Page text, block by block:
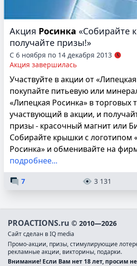
Акция Росинка «Собирайте
получайте призы!»
С 6 ноября по 14 декабря 2013
Акция завершилась
Участвуйте в акции от
покупайте питьевую или
«Липецкая Росинка» в торговых
участвующий в акции, и
призы - красочный магнит или
Собирайте крышки с логотипом
Росинка» и обменивайте на
подробнее...
7 3 131
PROACTIONS.ru © 2010—2026
Сайт сделан в IQ media
Промо-акции, призы, стимулирующие
рекламные акции, викторины, подарки.
Внимание! Если Вам нет 18 лет, просим